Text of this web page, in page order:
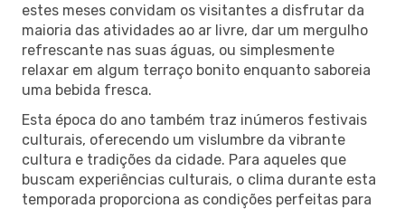
estes meses convidam os visitantes a disfrutar da
maioria das atividades ao ar livre, dar um mergulho
refrescante nas suas águas, ou simplesmente
relaxar em algum terraço bonito enquanto saboreia
uma bebida fresca.
Esta época do ano também traz inúmeros festivais
culturais, oferecendo um vislumbre da vibrante
cultura e tradições da cidade. Para aqueles que
buscam experiências culturais, o clima durante esta
temporada proporciona as condições perfeitas para